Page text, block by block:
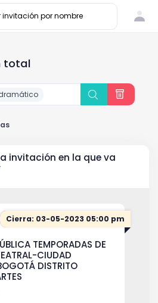
total
invitación en la que va
Cierra: 03-05-2023 05:00 pm
TEMPORADAS DE
CIUDAD
DISTRITO